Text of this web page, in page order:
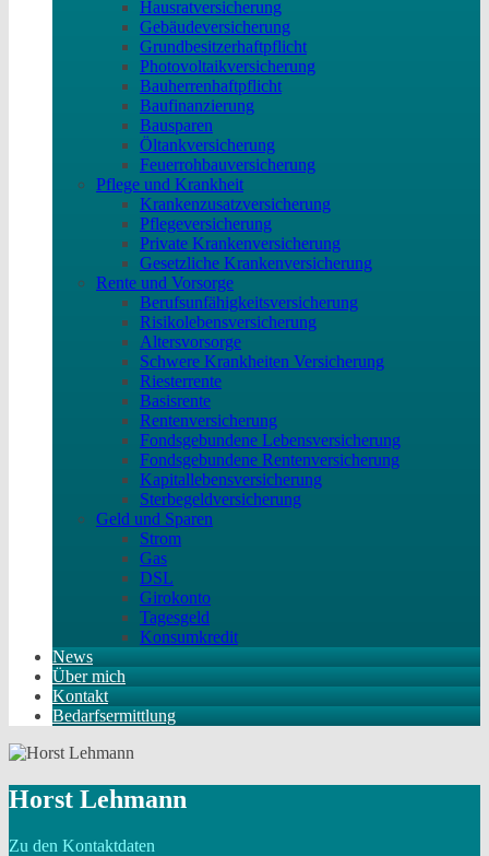
Hausratversicherung
Gebäudeversicherung
Grundbesitzerhaftpflicht
Photovoltaikversicherung
Bauherrenhaftpflicht
Baufinanzierung
Bausparen
Öltankversicherung
Feuerrohbauversicherung
Pflege und Krankheit
Krankenzusatzversicherung
Pflegeversicherung
Private Krankenversicherung
Gesetzliche Krankenversicherung
Rente und Vorsorge
Berufs­unfähigkeitsversicherung
Risikolebensversicherung
Altersvorsorge
Schwere Krankheiten Versicherung
Riesterrente
Basisrente
Rentenversicherung
Fondsgebundene Lebensversicherung
Fondsgebundene Rentenversicherung
Kapitallebensversicherung
Sterbegeldversicherung
Geld und Sparen
Strom
Gas
DSL
Girokonto
Tagesgeld
Konsumkredit
News
Über mich
Kontakt
Bedarfsermittlung
Horst Lehmann
Zu den Kontaktdaten